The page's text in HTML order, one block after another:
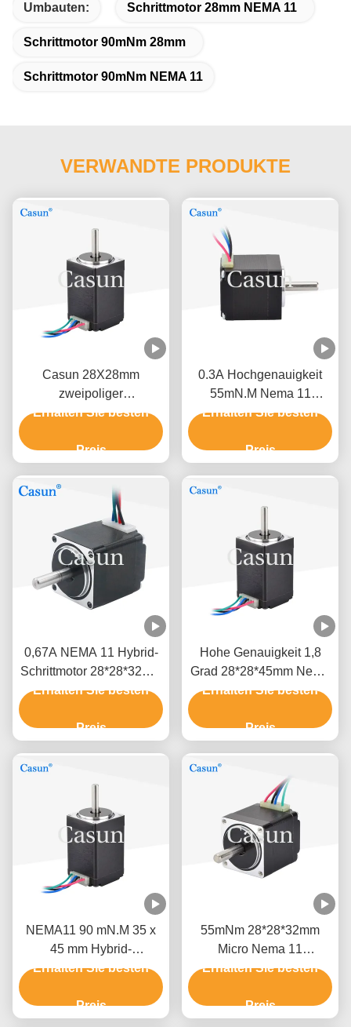
Umbauten: Schrittmotor 28mm NEMA 11
Schrittmotor 90mNm 28mm
Schrittmotor 90mNm NEMA 11
VERWANDTE PRODUKTE
Casun 28X28mm
zweipoliger
ZweiphasenSchrittmotor
0.67A
Erhalten Sie besten
Preis
0.3A Hochgenauigkeit
55mN.M Nema 11
Schrittmotor für
Erhalten Sie besten
Preis
0,67A NEMA 11 Hybrid-
Schrittmotor 28*28*32mm
80mN.M 0,67A CE ROHS
Erhalten Sie besten
Preis
Hohe Genauigkeit 1,8
Grad 28*28*45mm Nema
11 Hybrid-Schrittmotor
Erhalten Sie besten
Preis
NEMA11 90 mN.M 35 x
45 mm Hybrid-
Schrittmotor für
Erhalten Sie besten
Preis
55mNm 28*28*32mm
Micro Nema 11
Schrittmotor 0,42A Casun
medizinische Geräte
Erhalten Sie besten
Preis